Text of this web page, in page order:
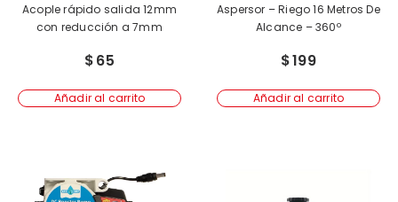
Acople rápido salida 12mm
con reducción a 7mm
$65
Añadir al carrito
Aspersor – Riego 16 Metros De
Alcance – 360º
$199
Añadir al carrito